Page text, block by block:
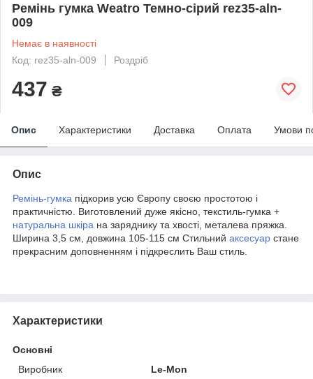
Ремінь гумка Weatro Темно-сірий rez35-aln-
009
Немає в наявності
Код: rez35-aln-009
Роздріб
437 ₴
Опис Характеристики Доставка Оплата Умови
Опис
Ремінь-гумка підкорив усю Європу своєю простотою і
практичністю. Виготовлений дуже якісно, текстиль-гумка +
натуральна шкіра на заряднику та хвості, металева пряжка.
Ширина 3,5 см, довжина 105-115 см Стильний аксесуар стане
прекрасним доповненням і підкреслить Ваш стиль.
Характеристики
Основні
Виробник
Le-Mon